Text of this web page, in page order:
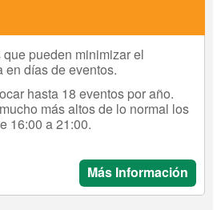
pueden minimizar el
en días de eventos.
hasta 18 eventos por año.
más altos de lo normal los
16:00 a 21:00.
Más Información